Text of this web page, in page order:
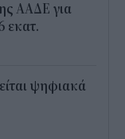
ΑΑΔΕ για
εκατ.
ψηφιακά